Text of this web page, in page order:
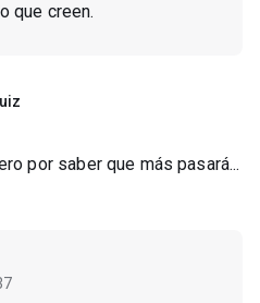
que creen.
por saber que más pasará...